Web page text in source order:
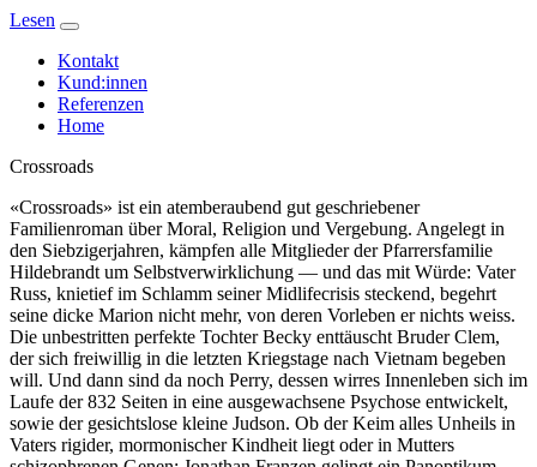
Lesen
Kontakt
Kund:innen
Referenzen
Home
Crossroads
«Crossroads» ist ein atemberaubend gut geschriebener
Familienroman über Moral, Religion und Vergebung. Angelegt in
den Siebzigerjahren, kämpfen alle Mitglieder der Pfarrersfamilie
Hildebrandt um Selbstverwirklichung — und das mit Würde: Vater
Russ, knietief im Schlamm seiner Midlifecrisis steckend, begehrt
seine dicke Marion nicht mehr, von deren Vorleben er nichts weiss.
Die unbestritten perfekte Tochter Becky enttäuscht Bruder Clem,
der sich freiwillig in die letzten Kriegstage nach Vietnam begeben
will. Und dann sind da noch Perry, dessen wirres Innenleben sich im
Laufe der 832 Seiten in eine ausgewachsene Psychose entwickelt,
sowie der gesichtslose kleine Judson. Ob der Keim alles Unheils in
Vaters rigider, mormonischer Kindheit liegt oder in Mutters